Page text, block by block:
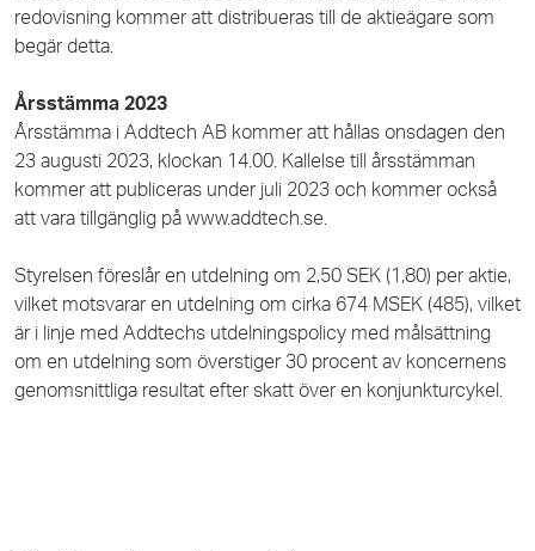
redovisning kommer att distribueras till de aktieägare som
begär detta.
Årsstämma 2023
Årsstämma i Addtech AB kommer att hållas onsdagen den
23 augusti 2023, klockan 14.00. Kallelse till årsstämman
kommer att publiceras under juli 2023 och kommer också
att vara tillgänglig på www.addtech.se.
Styrelsen föreslår en utdelning om 2,50 SEK (1,80) per aktie,
vilket motsvarar en utdelning om cirka 674 MSEK (485), vilket
är i linje med Addtechs utdelningspolicy med målsättning
om en utdelning som överstiger 30 procent av koncernens
genomsnittliga resultat efter skatt över en konjunkturcykel.